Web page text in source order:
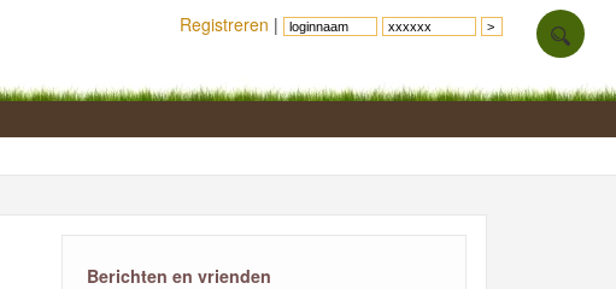
Berichten en vrienden
Registreren |